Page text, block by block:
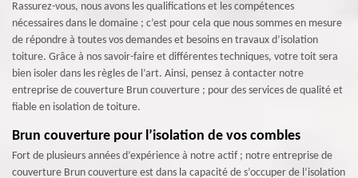
Rassurez-vous, nous avons les qualifications et les compétences
nécessaires dans le domaine ; c’est pour cela que nous sommes en mesure
de répondre à toutes vos demandes et besoins en travaux d’isolation
toiture. Grâce à nos savoir-faire et différentes techniques, votre toit sera
bien isoler dans les règles de l’art. Ainsi, pensez à contacter notre
entreprise de couverture Brun couverture ; pour des services de qualité et
fiable en isolation de toiture.
Brun couverture pour l’isolation de vos combles
Fort de plusieurs années d’expérience à notre actif ; notre entreprise de
couverture Brun couverture est dans la capacité de s’occuper de l’isolation